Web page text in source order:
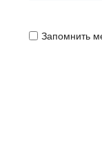
Запомнить